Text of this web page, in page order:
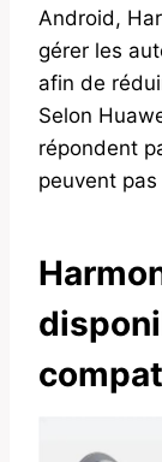
Android,
gérer les
afin de
Selon
répondent
peuvent